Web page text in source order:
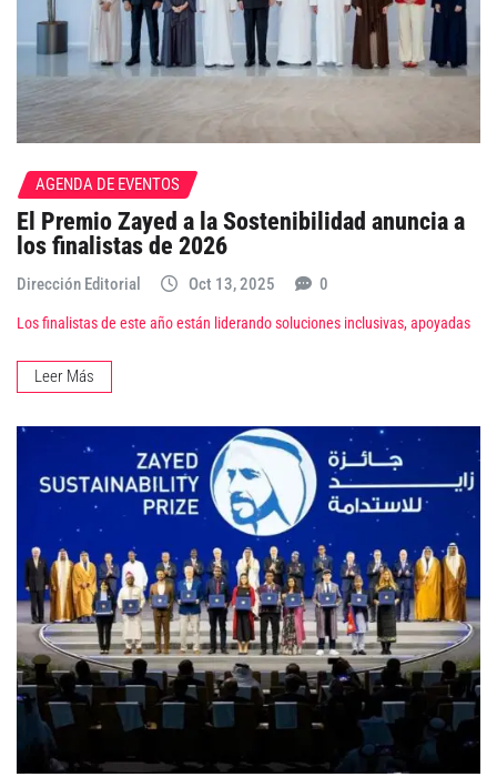
AGENDA DE EVENTOS
El Premio Zayed a la Sostenibilidad anuncia a
los finalistas de 2026
Dirección Editorial Oct 13, 2025 0
Los finalistas de este año están liderando soluciones inclusivas, apoyadas
Leer Más